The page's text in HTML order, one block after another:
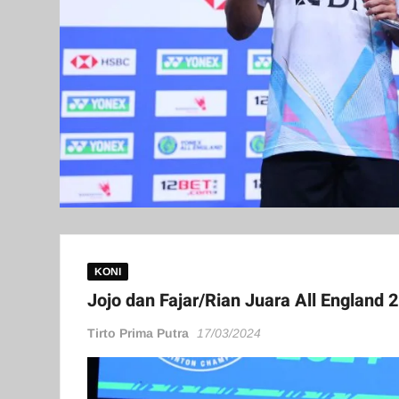
KONI
Jojo dan Fajar/Rian Juara All England
Tirto Prima Putra 17/03/2024